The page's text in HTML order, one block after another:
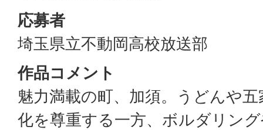
応募者
埼玉県立不動岡高校放送部
作品コメント
魅力満載の町、加須。うどんや
化を尊重する一方、ボルダリン